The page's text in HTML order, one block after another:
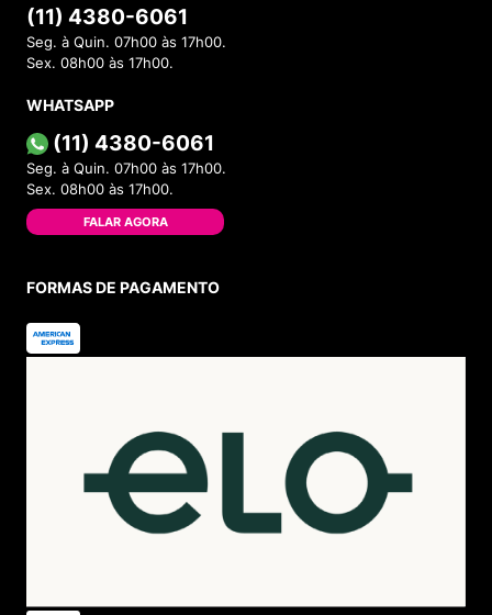
(11) 4380-6061
Seg. à Quin. 07h00 às 17h00.
Sex. 08h00 às 17h00.
WHATSAPP
(11) 4380-6061
Seg. à Quin. 07h00 às 17h00.
Sex. 08h00 às 17h00.
FALAR AGORA
FORMAS DE PAGAMENTO